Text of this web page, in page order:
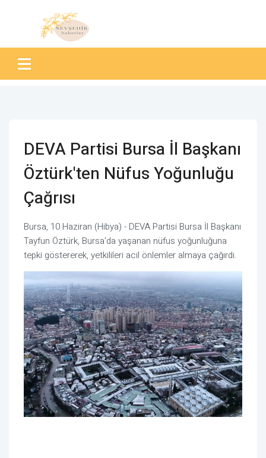
DEVA Partisi Bursa İl Başkanı
Öztürk'ten Nüfus Yoğunluğu
Çağrısı
Bursa, 10 Haziran (Hibya) - DEVA Partisi Bursa İl Başkanı
Tayfun Öztürk, Bursa'da yaşanan nüfus yoğunluğuna
tepki göstererek, yetkilileri acil önlemler almaya çağırdı.